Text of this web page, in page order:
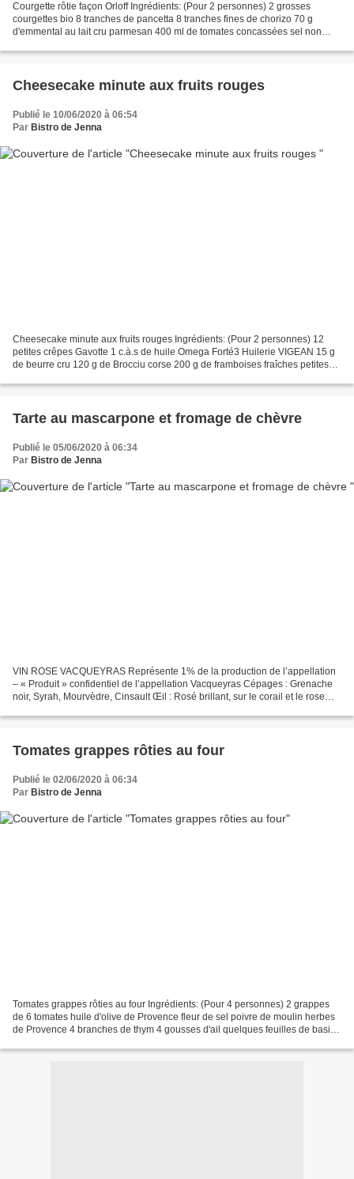
Courgette rôtie façon Orloff Ingrédients: (Pour 2 personnes) 2 grosses
courgettes bio 8 tranches de pancetta 8 tranches fines de chorizo 70 g
d'emmental au lait cru parmesan 400 ml de tomates concassées sel non
Cheesecake minute aux fruits rouges
Publié le 10/06/2020 à 06:54
Par Bistro de Jenna
Cheesecake minute aux fruits rouges Ingrédients: (Pour 2 personnes) 12
petites crêpes Gavotte 1 c.à.s de huile Omega Forté3 Huilerie VIGEAN 15 g
de beurre cru 120 g de Brocciu corse 200 g de framboises fraîches petites
Tarte au mascarpone et fromage de chèvre
Publié le 05/06/2020 à 06:34
Par Bistro de Jenna
VIN ROSE VACQUEYRAS Représente 1% de la production de l’appellation
– « Produit » confidentiel de l’appellation Vacqueyras Cépages : Grenache
noir, Syrah, Mourvèdre, Cinsault Œil : Rosé brillant, sur le corail et le rose
Tomates grappes rôties au four
Publié le 02/06/2020 à 06:34
Par Bistro de Jenna
Tomates grappes rôties au four Ingrédients: (Pour 4 personnes) 2 grappes
de 6 tomates huile d'olive de Provence fleur de sel poivre de moulin herbes
de Provence 4 branches de thym 4 gousses d'ail quelques feuilles de basilic